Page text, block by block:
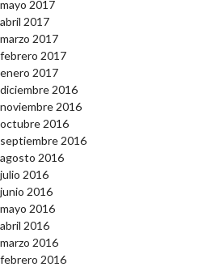
mayo 2017
abril 2017
marzo 2017
febrero 2017
enero 2017
diciembre 2016
noviembre 2016
octubre 2016
septiembre 2016
agosto 2016
julio 2016
junio 2016
mayo 2016
abril 2016
marzo 2016
febrero 2016